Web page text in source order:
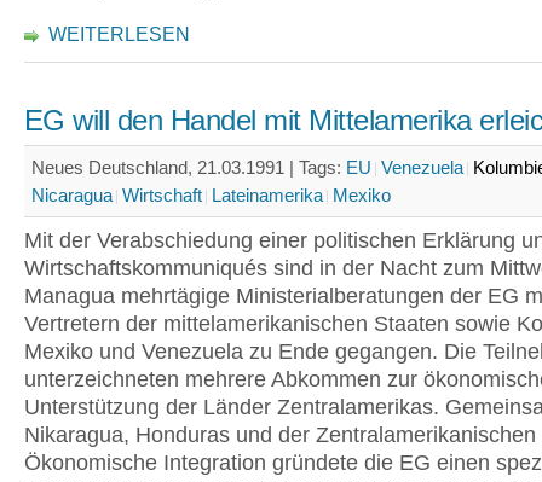
WEITERLESEN
EG will den Handel mit Mittelamerika
Neues Deutschland, 21.03.1991 | Tags: EU Venezuela
Nicaragua Wirtschaft Lateinamerika Mexiko
Mit der Verabschiedung einer politischen Erklärung
Wirtschaftskommuniqués sind in der Nacht zum
Managua mehrtägige Ministerialberatungen der EG
Vertretern der mittelamerikanischen Staaten sowie
Mexiko und Venezuela zu Ende gegangen. Die
unterzeichneten mehrere Abkommen zur
Unterstützung der Länder Zentralamerikas.
Nikaragua, Honduras und der Zentralamerikanischen
Ökonomische Integration gründete die EG einen